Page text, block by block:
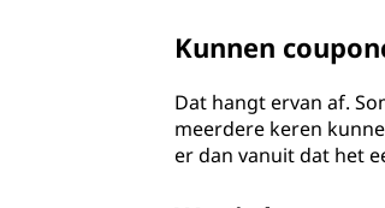
Kunnen
Dat hangt ervan af.
meerdere keren
er dan vanuit dat het